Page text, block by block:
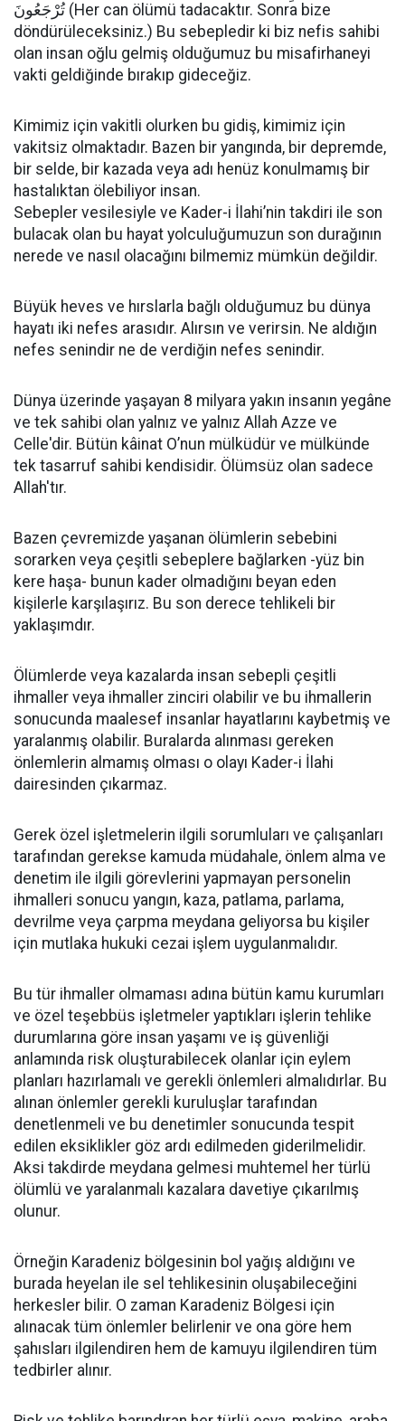
تُرْجَعُونَ (Her can ölümü tadacaktır. Sonra bize
döndürüleceksiniz.) Bu sebepledir ki biz nefis sahibi
olan insan oğlu gelmiş olduğumuz bu misafirhaneyi
vakti geldiğinde bırakıp gideceğiz.
Kimimiz için vakitli olurken bu gidiş, kimimiz için
vakitsiz olmaktadır. Bazen bir yangında, bir depremde,
bir selde, bir kazada veya adı henüz konulmamış bir
hastalıktan ölebiliyor insan.
Sebepler vesilesiyle ve Kader-i İlahi’nin takdiri ile son
bulacak olan bu hayat yolculuğumuzun son durağının
nerede ve nasıl olacağını bilmemiz mümkün değildir.
Büyük heves ve hırslarla bağlı olduğumuz bu dünya
hayatı iki nefes arasıdır. Alırsın ve verirsin. Ne aldığın
nefes senindir ne de verdiğin nefes senindir.
Dünya üzerinde yaşayan 8 milyara yakın insanın yegâne
ve tek sahibi olan yalnız ve yalnız Allah Azze ve
Celle'dir. Bütün kâinat O’nun mülküdür ve mülkünde
tek tasarruf sahibi kendisidir. Ölümsüz olan sadece
Allah'tır.
Bazen çevremizde yaşanan ölümlerin sebebini
sorarken veya çeşitli sebeplere bağlarken -yüz bin
kere haşa- bunun kader olmadığını beyan eden
kişilerle karşılaşırız. Bu son derece tehlikeli bir
yaklaşımdır.
Ölümlerde veya kazalarda insan sebepli çeşitli
ihmaller veya ihmaller zinciri olabilir ve bu ihmallerin
sonucunda maalesef insanlar hayatlarını kaybetmiş ve
yaralanmış olabilir. Buralarda alınması gereken
önlemlerin almamış olması o olayı Kader-i İlahi
dairesinden çıkarmaz.
Gerek özel işletmelerin ilgili sorumluları ve çalışanları
tarafından gerekse kamuda müdahale, önlem alma ve
denetim ile ilgili görevlerini yapmayan personelin
ihmalleri sonucu yangın, kaza, patlama, parlama,
devrilme veya çarpma meydana geliyorsa bu kişiler
için mutlaka hukuki cezai işlem uygulanmalıdır.
Bu tür ihmaller olmaması adına bütün kamu kurumları
ve özel teşebbüs işletmeler yaptıkları işlerin tehlike
durumlarına göre insan yaşamı ve iş güvenliği
anlamında risk oluşturabilecek olanlar için eylem
planları hazırlamalı ve gerekli önlemleri almalıdırlar. Bu
alınan önlemler gerekli kuruluşlar tarafından
denetlenmeli ve bu denetimler sonucunda tespit
edilen eksiklikler göz ardı edilmeden giderilmelidir.
Aksi takdirde meydana gelmesi muhtemel her türlü
ölümlü ve yaralanmalı kazalara davetiye çıkarılmış
olunur.
Örneğin Karadeniz bölgesinin bol yağış aldığını ve
burada heyelan ile sel tehlikesinin oluşabileceğini
herkesler bilir. O zaman Karadeniz Bölgesi için
alınacak tüm önlemler belirlenir ve ona göre hem
şahısları ilgilendiren hem de kamuyu ilgilendiren tüm
tedbirler alınır.